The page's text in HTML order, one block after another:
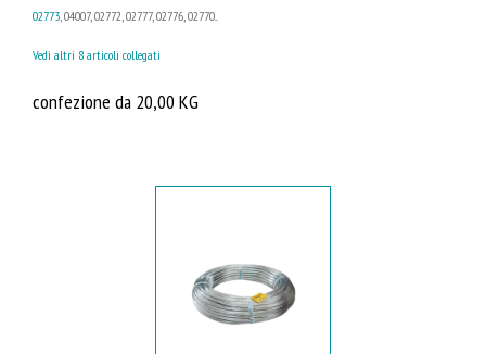
02773 , 04007, 02772, 02777, 02776, 02770...
Vedi altri 8 articoli collegati
confezione da 20,00 KG